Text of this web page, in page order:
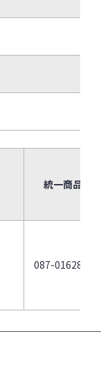
統一商品コ
087-01628-4